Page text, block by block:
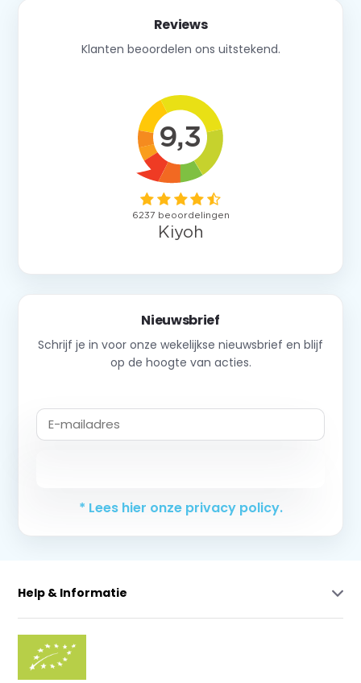
Reviews
Klanten beoordelen ons uitstekend.
Nieuwsbrief
Schrijf je in voor onze wekelijkse nieuwsbrief en blijf
op de hoogte van acties.
* Lees hier onze privacy policy.
Help & Informatie